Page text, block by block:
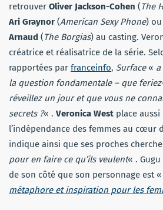
retrouver Oliver Jackson-Cohen (The
Ari Graynor (American Sexy Phone)
Arnaud (The Borgias) au casting.
créatrice et réalisatrice de la série.
rapportées par franceinfo, Surface«
la question fondamentale – que
réveillez un jour et que vous ne
secrets ?« . Veronica West place
l’indépendance des femmes au cœur
indique ainsi que ses proches
pour en faire ce qu’ils veulent« .
de son côté que son personnage est «
métaphore et inspiration pour les